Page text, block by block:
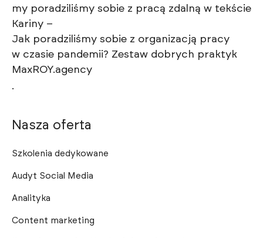
my poradziliśmy sobie z pracą zdalną w tekście
Kariny –
Jak poradziliśmy sobie z organizacją pracy
w czasie pandemii? Zestaw dobrych praktyk
MaxROY.agency
.
Nasza oferta
Szkolenia dedykowane
Audyt Social Media
Analityka
Content marketing